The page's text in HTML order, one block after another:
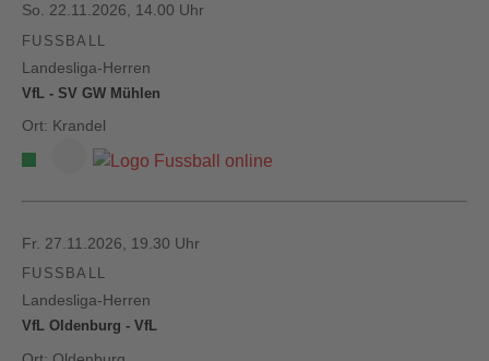
So. 22.11.2026, 14.00 Uhr
FUSSBALL
Landesliga-Herren
VfL - SV GW Mühlen
Ort: Krandel
Fr. 27.11.2026, 19.30 Uhr
FUSSBALL
Landesliga-Herren
VfL Oldenburg - VfL